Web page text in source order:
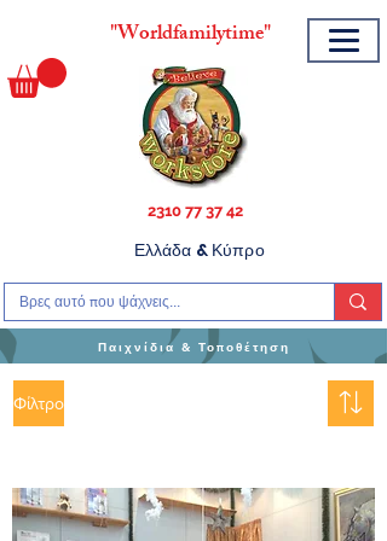
"Worldfamilytime"
2310 77 37 42
Παιχνίδια & Τοποθέτηση
Ελλάδα & Κύπρο
Φίλτρο